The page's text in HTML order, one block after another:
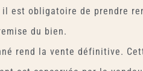
il est obligatoire de
du bien.
rend la vente définitive.